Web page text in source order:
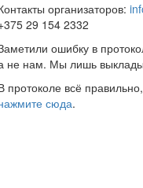
организаторов:
29 154 2332
ошибку в
не нам. Мы лишь
протоколе всё
сюда.